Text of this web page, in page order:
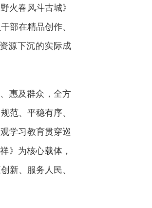
火春风斗古城》
部在精品创作、
源下沉的实际成
惠及群众，全方
范、平稳有序、
学习教育贯穿巡
》为核心载体，
新、服务人民、